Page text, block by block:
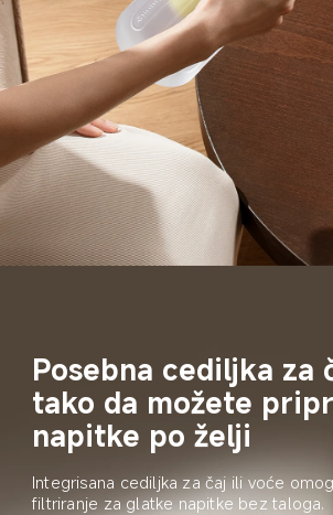
Posebna cediljka za
tako da možete
napitke po želji
Integrisana cediljka za čaj ili voće
filtriranje za glatke napitke bez taloga.